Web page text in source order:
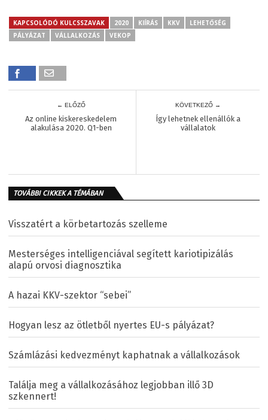
KAPCSOLÓDÓ KULCSSZAVAK 2020 KIÍRÁS KKV
LEHETŐSÉG
PÁLYÁZAT
VÁLLALKOZÁS VEKOP
← ELŐZŐ
Az online kiskereskedelem
alakulása 2020. Q1-ben
KÖVETKEZŐ →
Így lehetnek ellenállók a
vállalatok
TOVÁBBI CIKKEK A TÉMÁBAN
Visszatért a körbetartozás szelleme
Mesterséges intelligenciával segített kariotipizálás
alapú orvosi diagnosztika
A hazai KKV-szektor “sebei”
Hogyan lesz az ötletből nyertes EU-s pályázat?
Számlázási kedvezményt kaphatnak a vállalkozások
Találja meg a vállalkozásához legjobban illő 3D
szkennert!